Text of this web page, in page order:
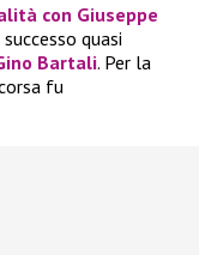
con Giuseppe
quasi
Bartali. Per la
fu